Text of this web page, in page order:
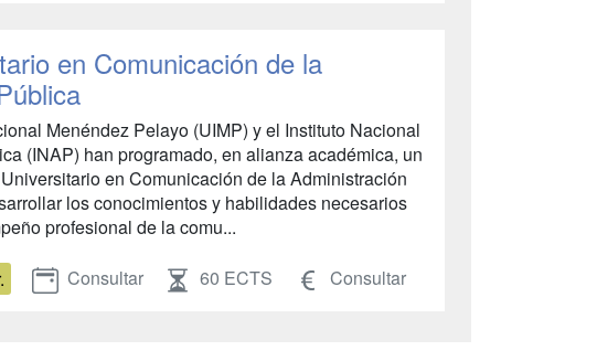
en Comunicación de la
Menéndez Pelayo (UIMP) y el Instituto Nacional
(INAP) han programado, en alianza académica, un
en Comunicación de la Administración
los conocimientos y habilidades necesarios
profesional de la comu...
Consultar 60 ECTS Consultar